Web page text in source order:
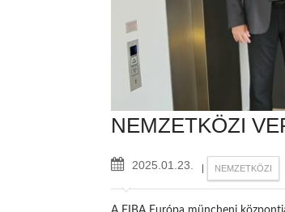
NEMZETKÖZI
2025.01.23. NEMZETKÖZI